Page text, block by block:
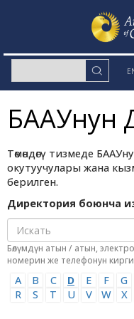
БААУнун
Төмөндөгү тизмеде
окутуучулары жана
берилген.
Директория боюнча
Бөлүмдүн атын / атын,
номерин же телефонун
A B C D E F G
R
S T U V W X